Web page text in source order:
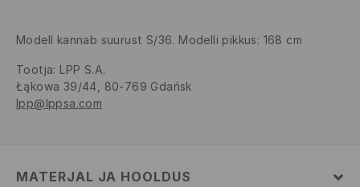
Modell kannab suurust S/36. Modelli pikkus: 168 cm
Tootja: LPP S.A.
Łąkowa 39/44, 80-769 Gdańsk
lpp@lppsa.com
MATERJAL JA HOOLDUS